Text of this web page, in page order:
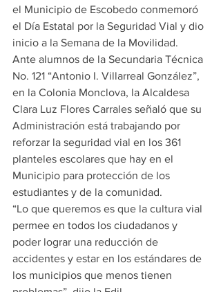
el Municipio de Escobedo conmemoró
el Día Estatal por la Seguridad Vial y dio
inicio a la Semana de la Movilidad.
Ante alumnos de la Secundaria Técnica
No. 121 “Antonio I. Villarreal González”,
en la Colonia Monclova, la Alcaldesa
Clara Luz Flores Carrales señaló que su
Administración está trabajando por
reforzar la seguridad vial en los 361
planteles escolares que hay en el
Municipio para protección de los
estudiantes y de la comunidad.
“Lo que queremos es que la cultura vial
permee en todos los ciudadanos y
poder lograr una reducción de
accidentes y estar en los estándares de
los municipios que menos tienen